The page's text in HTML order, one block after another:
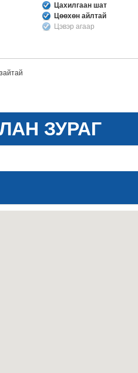
Цахилгаан шат
Цөөхөн айлтай
Цэвэр агаар
ЗУРАГ